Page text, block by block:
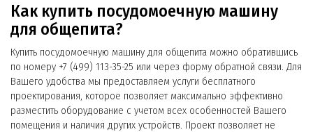
Как купить посудомоечную машину
для общепита?
Купить посудомоечную машину для общепита можно обратившись
по номеру +7 (499) 113-35-25 или через форму обратной связи. Для
Вашего удобства мы предоставляем услуги бесплатного
проектирования, которое позволяет максимально эффективно
разместить оборудование с учетом всех особенностей Вашего
помещения и наличия других устройств. Проект позволяет не